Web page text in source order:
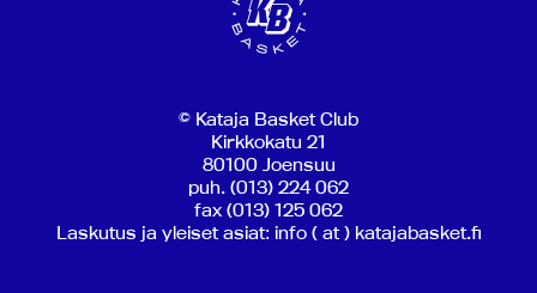
© Kataja Basket Club
Kirkkokatu 21
80100 Joensuu
puh. (013) 224 062
fax (013) 125 062
Laskutus ja yleiset asiat: info ( at ) katajabasket.fi